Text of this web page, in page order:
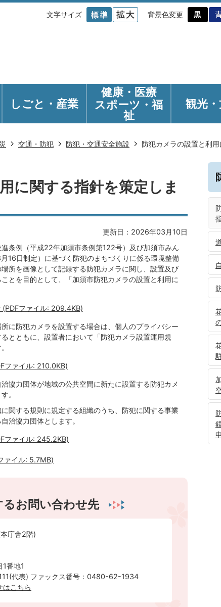
文字サイズ 背景色変更
しごと・産業
健康・医療
スポーツ・福
祉
観光・
交通・防犯 防犯・交通安全施設 防犯カメラの設置と利
に関する指針を策定しま
更新日：2026年03月10日
条例（平成22年加須市条例第122号）及び加須市みん
16日制定）に基づく防犯のまちづくりに係る環境整備
所を画像として記録する防犯カメラに関し、設置及び
とを目的として、「加須市防犯カメラの設置と利用に
(PDFファイル: 209.4KB)
に防犯カメラを設置する場合は、個人のプライバシー
とともに、設置者において「防犯カメラ設置運用規
ファイル: 210.0KB)
協力団体が地域の公共空間に新たに設置する防犯カメ
。
関する規則に規定する組織のうち、防犯に関する事業
治協力団体とします。
ファイル: 245.2KB)
ァイル: 5.7MB)
お問い合わせ先
庁舎2階)
番地1
代表) ファックス番号：0480-62-1934
はこちら